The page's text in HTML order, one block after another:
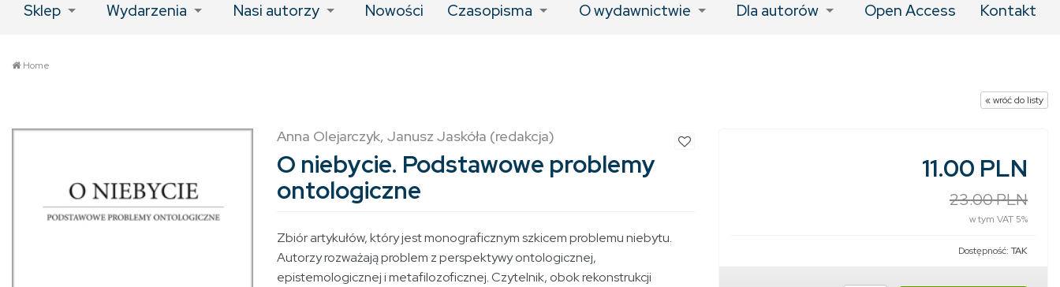
Sklep Wydarzenia Nasi autorzy Nowości Czasopisma O wydawnictwie Dla autorów Open Access Kontakt
Home
« wróć do listy
Anna Olejarczyk, Janusz Jaskóła (redakcja)
O niebycie. Podstawowe problemy
ontologiczne
Zbiór artykułów, który jest monograficznym szkicem problemu niebytu.
Autorzy rozważają problem z perspektywy ontologicznej,
epistemologicznej i metafilozoficznej. Czytelnik, obok rekonstrukcji
11.00 PLN
23.00 PLN
w tym VAT 5%
Dostępność: TAK